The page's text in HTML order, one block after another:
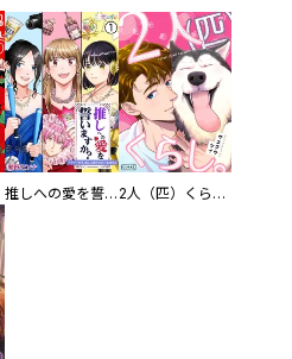
推しへの愛を誓いますか？～アラサー女子、推しは逃げぬが人生逃げる～ 2人（匹）くらし。